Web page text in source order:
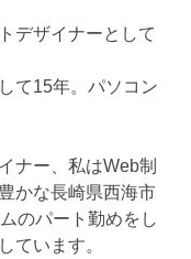
デザイナーとして
て15年。パソコン
ナー、私はWeb制
かな長崎県西海市
のパート勤めをし
ています。